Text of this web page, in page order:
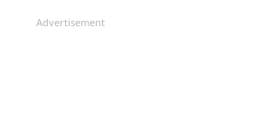
Advertisement